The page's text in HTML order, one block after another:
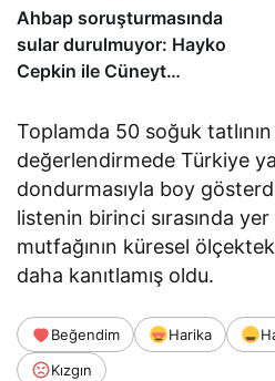
Ahbap soruşturmasında
sular durulmuyor: Hayko
Cepkin ile Cüneyt
Toplamda 50 soğuk tatlının
değerlendirmede Türkiye
dondurmasıyla boy
listenin birinci sırasında
mutfağının küresel
daha kanıtlamış oldu.
Beğendim Harika
Kızgın